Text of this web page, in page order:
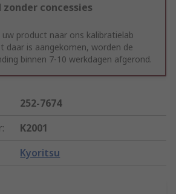
zonder concessies
product naar ons kalibratielab
daar is aangekomen, worden de
binnen 7-10 werkdagen afgerond.
252-7674
:
K2001
Kyoritsu